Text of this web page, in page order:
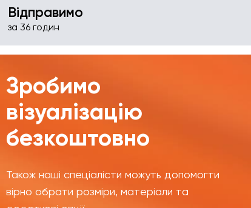
Відправимо
за 36 годин
Зробимо
візуалізацію
безкоштовно
Також наші спеціалісти можуть допомогти
вірно обрати розміри, матеріали та